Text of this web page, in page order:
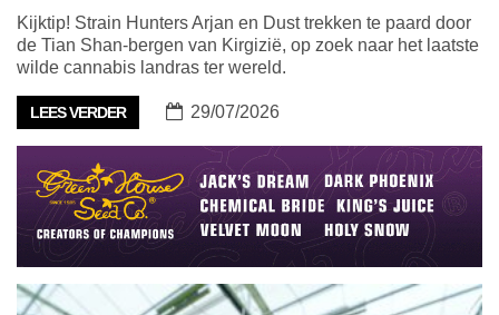
Kijktip! Strain Hunters Arjan en Dust trekken te paard door
de Tian Shan-bergen van Kirgizië, op zoek naar het laatste
wilde cannabis landras ter wereld.
LEES VERDER 29/07/2026